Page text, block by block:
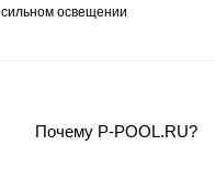
Почему P-POOL.RU?
сильном освещении